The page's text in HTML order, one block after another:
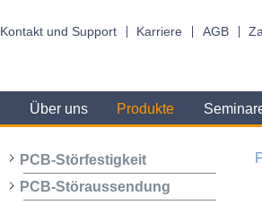
Kontakt und Support Karriere AGB
Über uns Produkte
PCB-Störfestigkeit
PCB-Störaussendung